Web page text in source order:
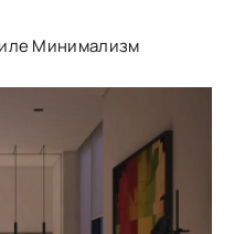
Минимализм